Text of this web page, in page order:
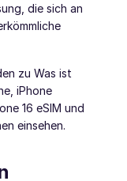
die sich an
zu Was ist
iPhone
16 eSIM und
einsehen.